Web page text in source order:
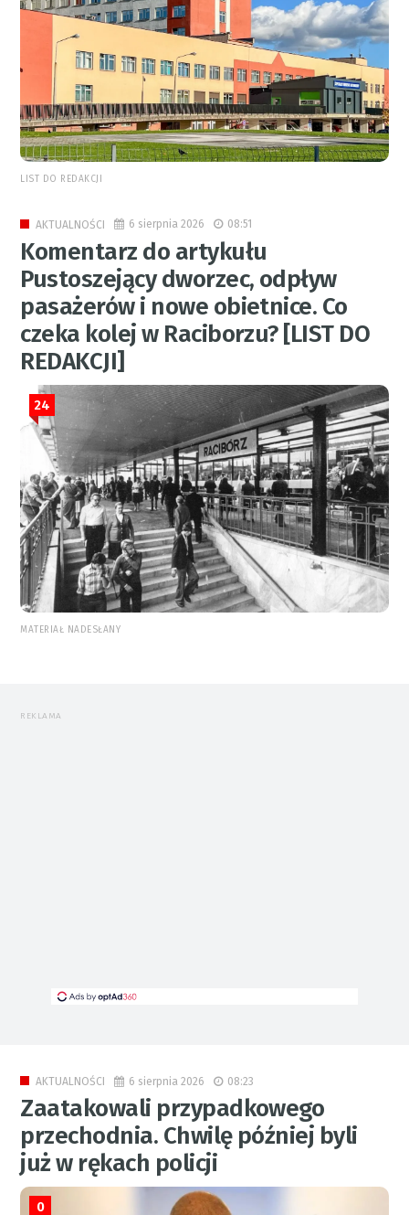
LIST DO REDAKCJI
AKTUALNOŚCI 6 sierpnia 2026 08:51
Komentarz do artykułu
Pustoszejący dworzec, odpływ
pasażerów i nowe obietnice. Co
czeka kolej w Raciborzu? [LIST DO
REDAKCJI]
24
MATERIAŁ NADESŁANY
REKLAMA
AKTUALNOŚCI 6 sierpnia 2026 08:23
Zaatakowali przypadkowego
przechodnia. Chwilę później byli
już w rękach policji
0